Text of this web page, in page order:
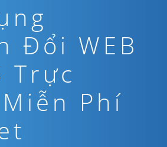
Đổi WEB
Trực
Phí